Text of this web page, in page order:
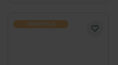
PROMOCJA